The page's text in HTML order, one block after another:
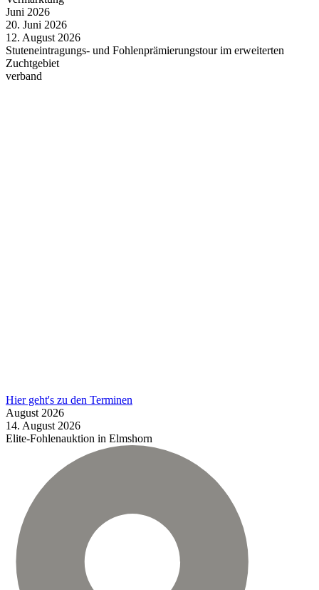
Juni 2026
20. Juni 2026
12. August 2026
Stuteneintragungs- und Fohlenprämierungstour im erweiterten
Zuchtgebiet
verband
Hier geht's zu den Terminen
August 2026
14. August 2026
Elite-Fohlenauktion in Elmshorn